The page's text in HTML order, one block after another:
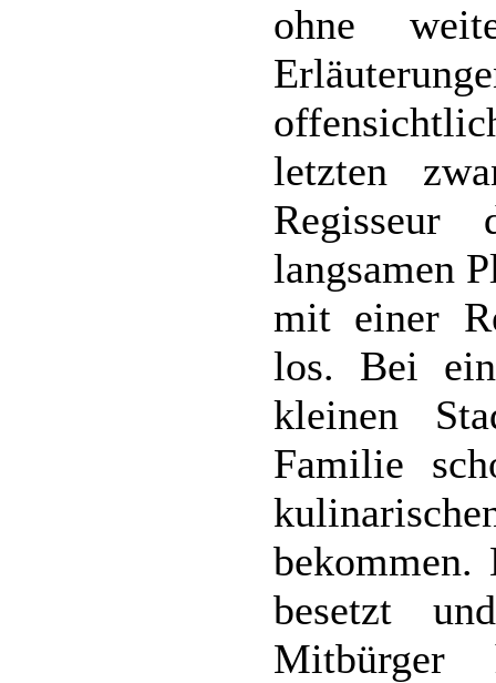
ohne
letzten
Regisseur
langsamen
mit einer
los. Bei
kleinen
Familie
besetzt